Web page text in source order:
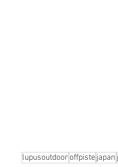
lupusoutdooroffpistejapan